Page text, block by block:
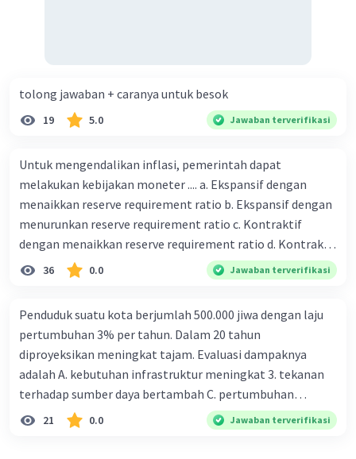
tolong jawaban + caranya untuk besok
19 5.0 Jawaban terverifikasi
Untuk mengendalikan inflasi, pemerintah dapat
melakukan kebijakan moneter .... a. Ekspansif dengan
menaikkan reserve requirement ratio b. Ekspansif dengan
menurunkan reserve requirement ratio c. Kontraktif
dengan menaikkan reserve requirement ratio d. Kontraktif
dengan menurunkan reserve requirement ratio e.
Ekspansif dengan menaikkan tingkat diskonto Bila Bank
ceteris paribus maka .... a. Menimbulkan inflasi di mana
bentuk kurva jumlah uang beredar (penawaran uang) naik
dari kiri bawah ke kanan atas b. Menimbulkan deflasi di
mana bentuk kurva jumlah uang beredar (penawaran
uang) naik dari kiri bawah ke kanan atas c. Tingkat bunga
meningkat di mana bentuk kurva jumlah uang beredar
36 0.0 Jawaban terverifikasi
Penduduk suatu kota berjumlah 500.000 jiwa dengan laju
pertumbuhan 3% per tahun. Dalam 20 tahun
diproyeksikan meningkat tajam. Evaluasi dampaknya
adalah A. kebutuhan infrastruktur meningkat 3. tekanan
terhadap sumber daya bertambah C. pertumbuhan
eksponensial berdampak jangka panjang D. tidak
memengaruhi tata ruang E. proyeksi penduduk penting
21 0.0 Jawaban terverifikasi